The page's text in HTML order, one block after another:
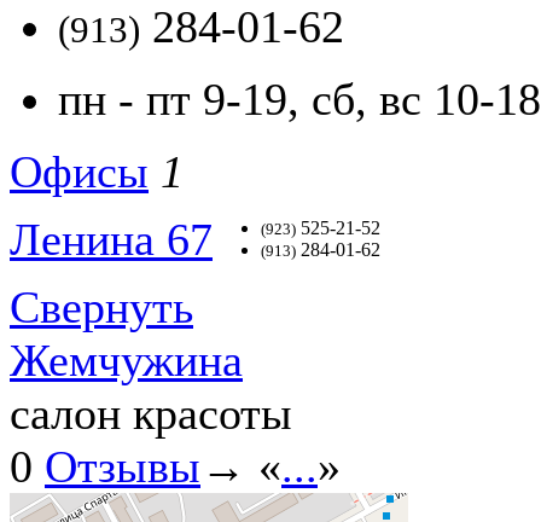
(913) 284-01-62
пн - пт 9-19, сб, вс 10-18
Офисы 1
Ленина 67
(923) 525-21-52
(913) 284-01-62
Свернуть
Жемчужина
салон красоты
0 Отзывы→ «...»